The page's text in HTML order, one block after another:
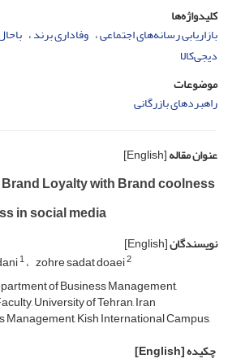
کلیدواژه‌ها
بازاریابی رسانه‌های اجتماعی وفاداری برند
دیجی‌کالا
موضوعات
راهبردهای بازرگانی
عنوان مقاله[English]
Loyalty with Brand coolness
in social media
نویسندگان[English]
1 zohre sadat doaei2
of Business Management,
University of Tehran, Iran
Management, Kish International Campus,
چکیده[English]